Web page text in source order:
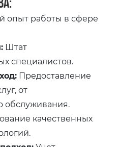
опыт работы в сфере
Штат
специалистов.
Предоставление
от
обслуживания.
качественных